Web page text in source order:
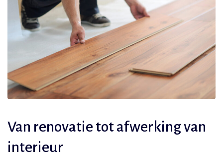
Van renovatie tot afwerking van
interieur